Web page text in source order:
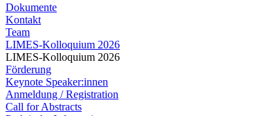
Dokumente
Kontakt
Team
LIMES-Kolloquium 2026
LIMES-Kolloquium 2026
Förderung
Keynote Speaker:innen
Anmeldung / Registration
Call for Abstracts